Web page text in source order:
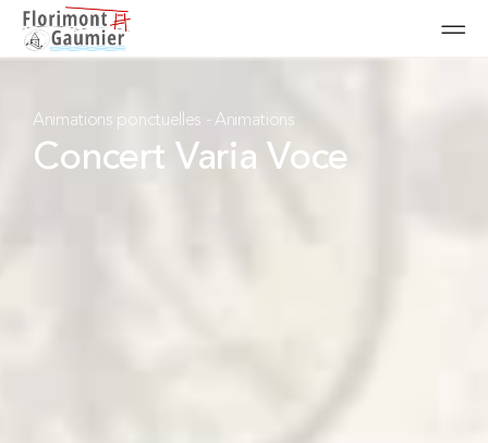
Animations ponctuelles -Animations
Concert Varia Voce